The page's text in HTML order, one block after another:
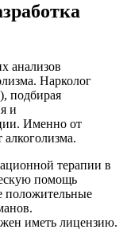
анализов
Нарколог
подбирая
и
Именно от
алкоголизма.
терапии в
помощь
положительные
иметь лицензию.